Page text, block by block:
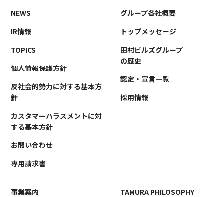
NEWS
IR情報
TOPICS
個人情報保護方針
反社会的勢力に対する基本方
針
カスタマーハラスメントに対
する基本方針
お問い合わせ
専用請求書
グループ各社概要
トップメッセージ
田村ビルズグループ
の歴史
認定・宣言一覧
採用情報
事業案内
TAMURA PHILOSOPHY